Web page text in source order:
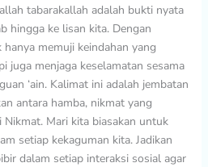
tabarakallah adalah bukti nyata
hingga ke lisan kita. Dengan
memuji keindahan yang
juga menjaga keselamatan sesama
‘ain. Kalimat ini adalah jembatan
antara hamba, nikmat yang
Mari kita biasakan untuk
setiap kekaguman kita. Jadikan
dalam setiap interaksi sosial agar